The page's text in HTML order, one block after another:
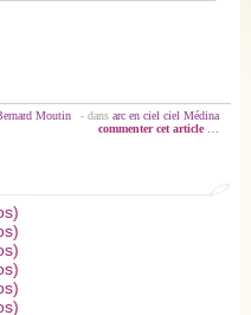
Moutin - dans arc en ciel ciel Médina
commenter cet article